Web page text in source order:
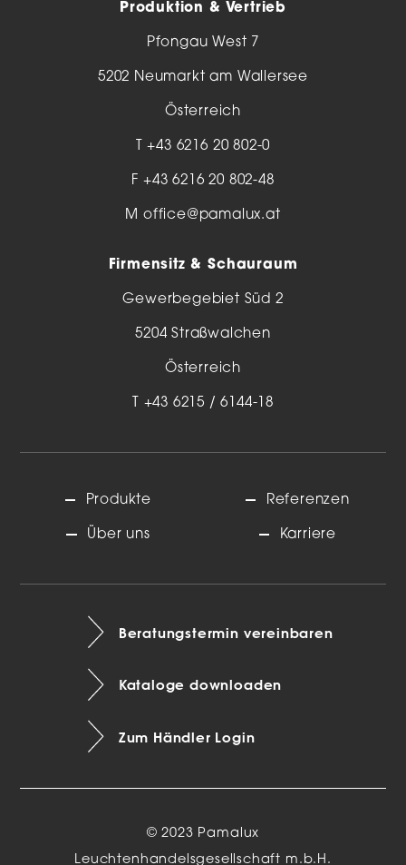
Produktion & Vertrieb
Pfongau West 7
5202 Neumarkt am Wallersee
Österreich
T+43 6216 20 802-0
F +43 6216 20 802-48
M office@pamalux.at
Firmensitz & Schauraum
Gewerbegebiet Süd 2
5204 Straßwalchen
Österreich
+43 6215 / 6144-18
Produkte
Über uns
Referenzen
Karriere
Beratungstermin vereinbaren
Kataloge downloaden
Zum Händler Login
© 2023 Pamalux
Leuchtenhandelsgesellschaft m.b.H.